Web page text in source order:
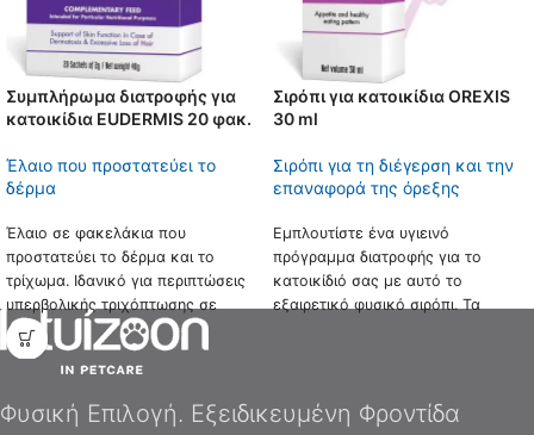
Συμπλήρωμα διατροφής για
κατοικίδια EUDERMIS 20 φακ.
Έλαιο που προστατεύει το
δέρμα
Έλαιο σε φακελάκια που
προστατεύει το δέρμα και το
τρίχωμα. Ιδανικό για περιπτώσεις
υπερβολικής τριχόπτωσης σε
σκύλους και γάτες. Ένα μοναδικό
μείγμα από έλαιο
νυχτολούλουδου, σπόρο
φραγκοστάφυλου, ιχθυέλαιο και
ψευδάργυρο που βελτιώνει αισθητά
Σιρόπι για κατοικίδια OREXIS
30 ml
Σιρόπι για τη διέγερση και την
επαναφορά της όρεξης
Εμπλουτίστε ένα υγιεινό
πρόγραμμα διατροφής για το
κατοικίδιό σας με αυτό το
εξαιρετικό φυσικό σιρόπι. Τα
διαταραχές.
Φυσική Επιλογή. Εξειδικευμένη Φροντίδα